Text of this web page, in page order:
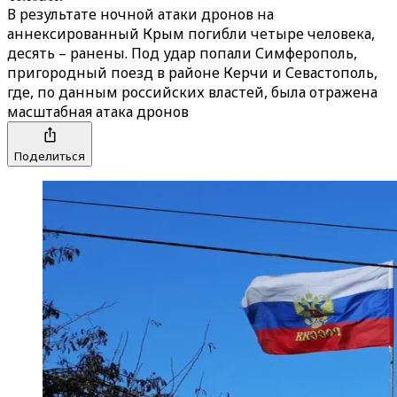
В результате ночной атаки дронов на
аннексированный Крым погибли четыре человека,
десять – ранены. Под удар попали Симферополь,
пригородный поезд в районе Керчи и Севастополь,
где, по данным российских властей, была отражена
масштабная атака дронов
Поделиться